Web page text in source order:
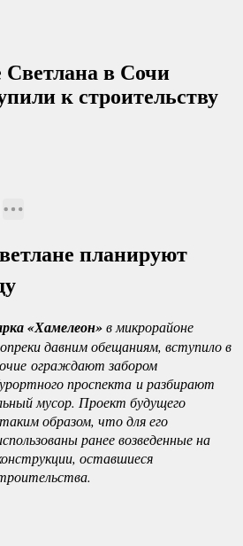
в Сочи
к строительству
планируют
«Хамелеон»в микрорайоне
давним обещаниям, вступило в
ограждают забором
проспекта и разбирают
мусор. Проект будущего
образом, что для его
ранее возведенные на
оставшиеся